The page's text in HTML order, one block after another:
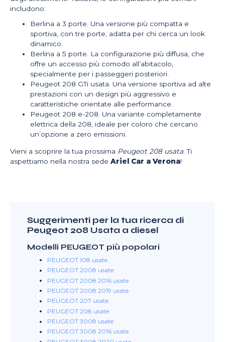
includono:
Berlina a 3 porte. Una versione più compatta e
sportiva, con tre porte, adatta per chi cerca un look
dinamico.
Berlina a 5 porte. La configurazione più diffusa, che
offre un accesso più comodo all’abitacolo,
specialmente per i passeggeri posteriori.
Peugeot 208 GTi usata. Una versione sportiva ad alte
prestazioni con un design più aggressivo e
caratteristiche orientate alle performance.
Peugeot 208 e-208. Una variante completamente
elettrica della 208, ideale per coloro che cercano
un’opzione a zero emissioni.
Vieni a scoprire la tua prossima Peugeot 208 usata . Ti
aspettiamo nella nostra sede Ariel Car a Verona!
Suggerimenti per la tua ricerca di
Peugeot 208 Usata a diesel
Modelli PEUGEOT più popolari
PEUGEOT 108 usate
PEUGEOT 2008 usate
PEUGEOT 2008 2016 usate
PEUGEOT 2008 2019 usate
PEUGEOT 207 usate
PEUGEOT 208 usate
PEUGEOT 3008 usate
PEUGEOT 3008 2016 usate